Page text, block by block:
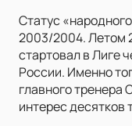
Статус
2003/2004. Летом
стартовал в Лиге
России. Именно
главного тренера
интерес десятков